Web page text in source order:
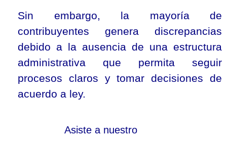
Sin embargo, la mayoría de
contribuyentes genera discrepancias
debido a la ausencia de una estructura
administrativa que permita seguir
procesos claros y tomar decisiones de
acuerdo a ley.
Asiste a nuestro